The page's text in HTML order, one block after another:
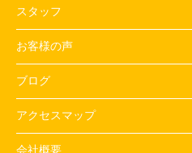
スタッフ
お客様の声
ブログ
アクセスマップ
会社概要